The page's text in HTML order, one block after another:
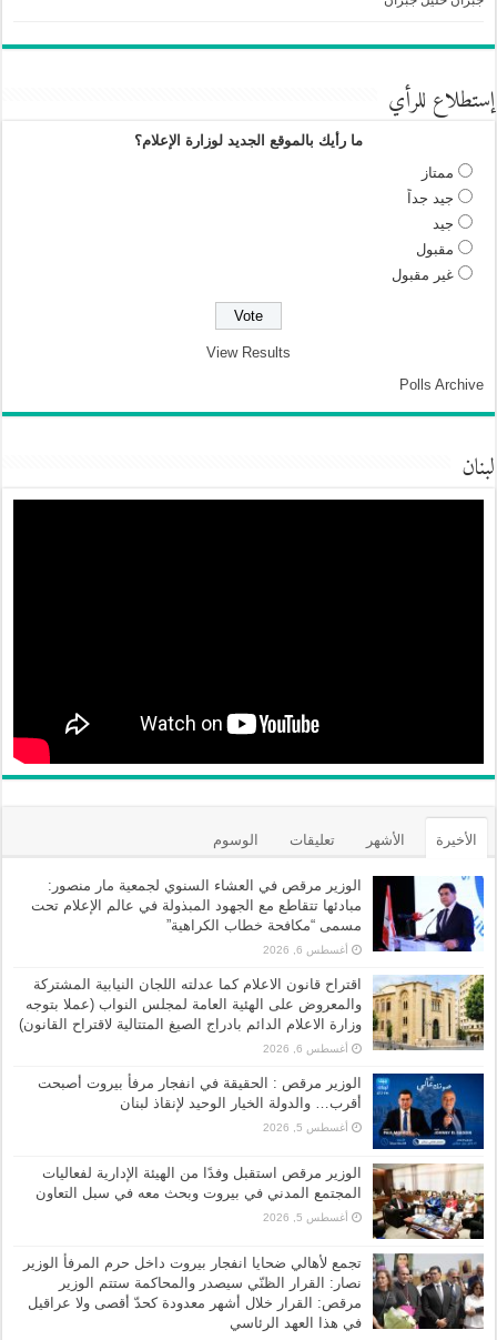
إستطلاع للرأي
ما رأيك بالموقع الجديد لوزارة الإعلام؟
ممتاز
جيد جداً
جيد
مقبول
غير مقبول
View Results
Polls Archive
لبنان
الأخيرة الأشهر تعليقات الوسوم
الوزير مرقص في العشاء السنوي لجمعية مار منصور:
مبادئها تتقاطع مع الجهود المبذولة في عالم الإعلام تحت
مسمى “مكافحة خطاب الكراهية”
أغسطس 6, 2026
اقتراح قانون الاعلام كما عدلته اللجان النيابية المشتركة
والمعروض على الهئية العامة لمجلس النواب (عملا بتوجه
وزارة الاعلام الدائم بادراج الصيغ المتتالية لاقتراح القانون)
أغسطس 6, 2026
الوزير مرقص : الحقيقة في انفجار مرفأ بيروت أصبحت
أقرب… والدولة الخيار الوحيد لإنقاذ لبنان
أغسطس 5, 2026
الوزير مرقص استقبل وفدًا من الهيئة الإدارية لفعاليات
المجتمع المدني في بيروت وبحث معه في سبل التعاون
أغسطس 5, 2026
تجمع لأهالي ضحايا انفجار بيروت داخل حرم المرفأ الوزير
نصار: القرار الظنّي سيصدر والمحاكمة ستتم الوزير
مرقص: القرار خلال أشهر معدودة كحدّ أقصى ولا عراقيل
في هذا العهد الرئاسي